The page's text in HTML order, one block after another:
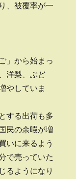
、被覆率が一
」から始まっ
洋梨、ぶど
やしていま
する出荷も多
民の余暇が増
いに来るよう
で売っていた
るようになり